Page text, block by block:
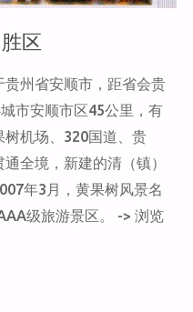
区
州省安顺市，距省会贵
市安顺市区45公里，有
机场、320国道、贵
全境，新建的清（镇）
年3月，黄果树风景名
级旅游景区。 -> 浏览